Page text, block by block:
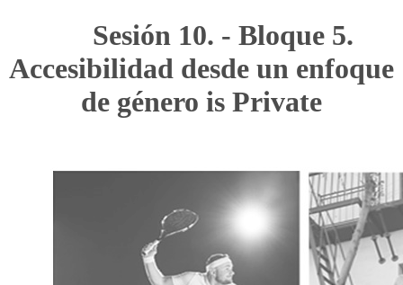
Sesión 10. - Bloque 5.
Accesibilidad desde un enfoque
de género is Private